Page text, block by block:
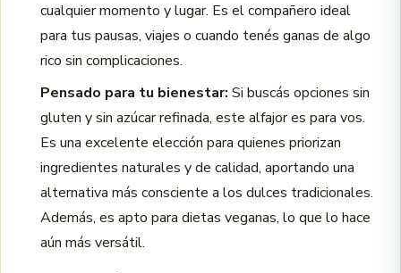
cualquier momento y lugar. Es el compañero ideal
para tus pausas, viajes o cuando tenés ganas de algo
rico sin complicaciones.
Pensado para tu bienestar: Si buscás opciones sin
gluten y sin azúcar refinada, este alfajor es para vos.
Es una excelente elección para quienes priorizan
ingredientes naturales y de calidad, aportando una
alternativa más consciente a los dulces tradicionales.
Además, es apto para dietas veganas, lo que lo hace
aún más versátil.